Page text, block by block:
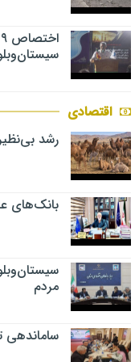
اقتصادی
رشد
بانک‌های
مردم
ساماندهی